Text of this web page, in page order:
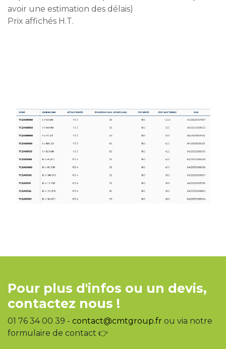
avoir une estimation des délais)
Prix affichés H.T.
Pour plus d'infos ou un devis,
contactez nous !
01 76 34 00 39 - contact@cmtgroup.fr ou via notre
formulaire de contact 👉